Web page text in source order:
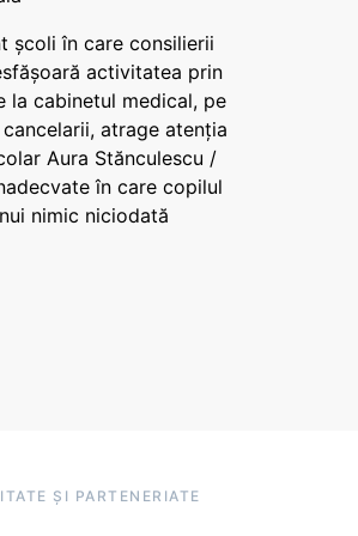
școli în care consilierii
activitatea prin
la cabinetul medical, pe
atrage atenția
Aura Stănculescu /
în care copilul
nimic niciodată
ȘI PARTENERIATE